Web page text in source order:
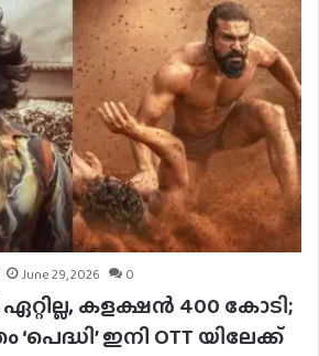
June 29, 2026 0
കളക്ഷൻ 400 കോടി;
ഇനി OTT യിലേക്ക്